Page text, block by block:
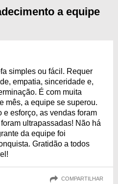
a equipe
simples ou fácil. Requer
empatia, sinceridade e,
É com muita
mês, a equipe se superou.
e esforço, as vendas foram
ultrapassadas! Não há
da equipe foi
Gratidão a todos
COMPARTILHAR